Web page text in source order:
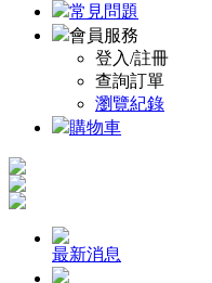
常見問題
會員服務
登入/註冊
查詢訂單
瀏覽紀錄
購物車
最新消息